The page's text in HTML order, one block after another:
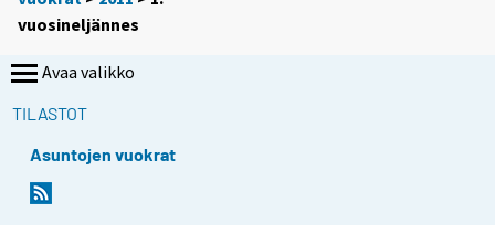
vuosineljännes
Avaa valikko
TILASTOT
Asuntojen vuokrat